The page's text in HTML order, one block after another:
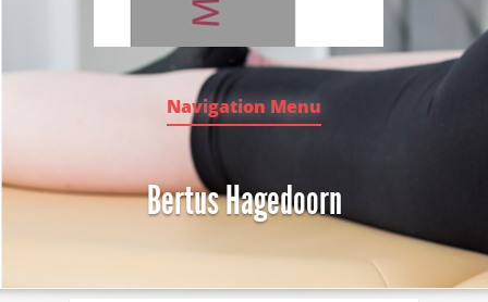
Navigation Menu
Bertus Hagedoorn